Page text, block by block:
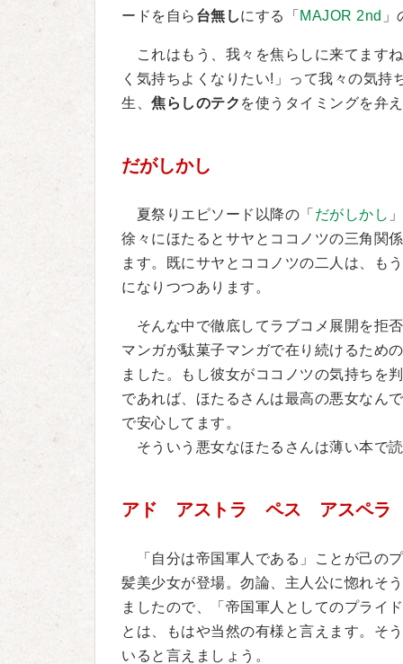
ードを自ら 台無しにする「 MAJOR 2nd
これはもう、我々を焦らしに来てます
く気持ちよくなりたい!」って我々の気
生、 焦らしのテク を使うタイミングを弁
だがしかし
夏祭りエピソード以降の「 だがしかし
徐々にほたるとサヤとココノツの三角関
ます。既にサヤとココノツの二人は、も
になりつつあります。
そんな中で徹底してラブコメ展開を拒
マンガが駄菓子マンガで在り続けるため
ました。もし彼女がココノツの気持ちを
であれば、ほたるさんは最高の悪女なん
で安心してます。
そういう悪女なほたるさんは薄い本で
アド アストラ ペス アスペラ
「自分は帝国軍人である」ことが己の
髪美少女が登場。勿論、主人公に惚れそ
ましたので、「帝国軍人としてのプライ
とは、もはや当然の有様と言えます。そ
いると言えましょう。